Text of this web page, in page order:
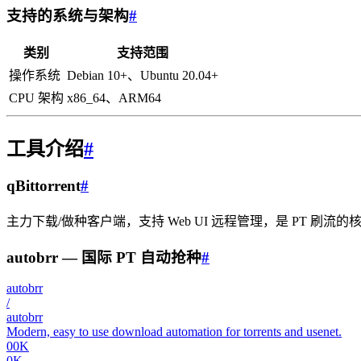
支持的系统与架构#
类别
支持范围
操作系统 Debian 10+、Ubuntu 20.04+
CPU 架构 x86_64、ARM64
工具介绍#
qBittorrent#
主力下载/做种客户端，支持 Web UI 远程管理，是 PT 刷流的核
autobrr — 国际 PT 自动抢种#
autobrr
/
autobrr
Modern, easy to use download automation for torrents and usenet.
00K